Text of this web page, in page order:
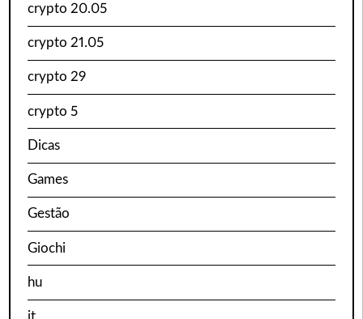
crypto 20.05
crypto 21.05
crypto 29
crypto 5
Dicas
Games
Gestão
Giochi
hu